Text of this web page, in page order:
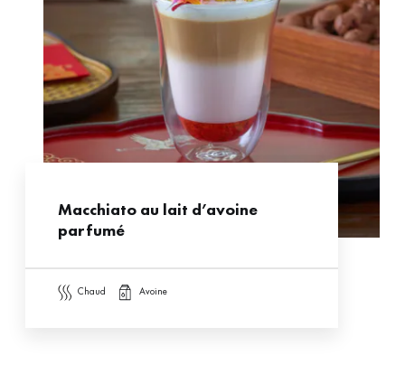
Macchiato au lait d’avoine
parfumé
chaud avoine